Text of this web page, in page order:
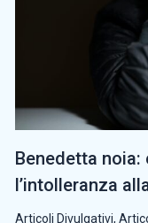
Benedetta
l’intolleranza
Articoli Divulgativi,